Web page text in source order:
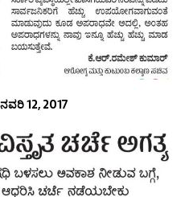
12, 2017